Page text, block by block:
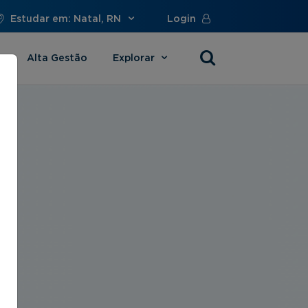
Estudar em: Natal, RN Login
Alta Gestão Explorar